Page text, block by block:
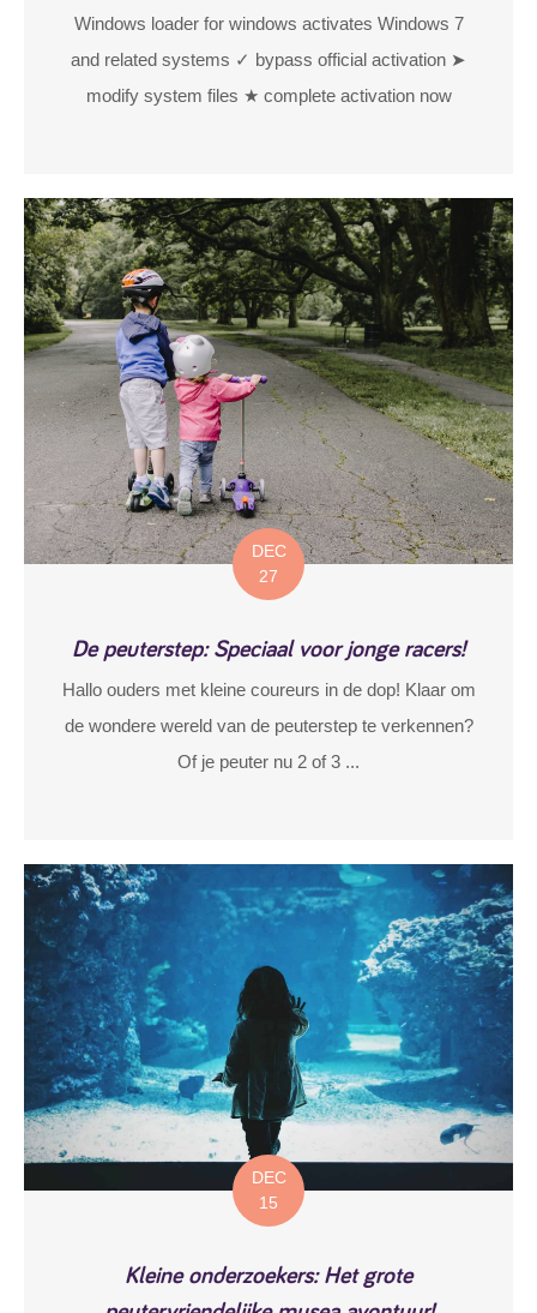
Windows loader for windows activates Windows 7
and related systems ✓ bypass official activation ➤
modify system files ★ complete activation now
DEC
27
De peuterstep: Speciaal voor jonge racers!
Hallo ouders met kleine coureurs in de dop! Klaar om
de wondere wereld van de peuterstep te verkennen?
Of je peuter nu 2 of 3 ...
DEC
15
Kleine onderzoekers: Het grote